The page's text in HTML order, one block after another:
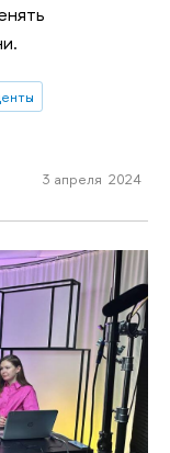
3 апреля 2024